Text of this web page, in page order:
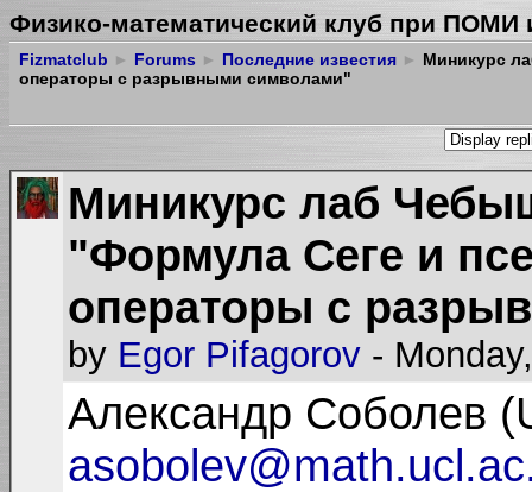
Физико-математический клуб при ПОМИ
Fizmatclub ► Forums ► Последние известия ► Миникурс
операторы с разрывными символами"
Миникурс лаб
"Формула Сеге и
операторы с
by Egor Pifagorov -
Александр Соболев